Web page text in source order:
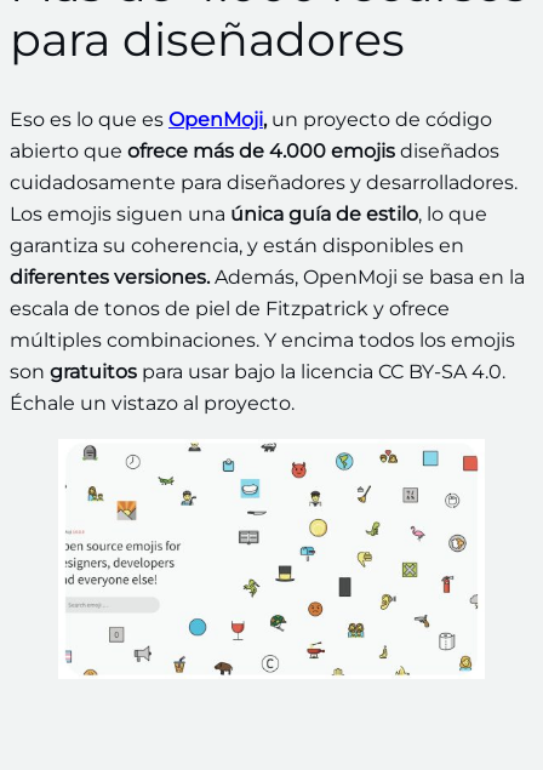
para diseñadores
Eso es lo que es OpenMoji,un proyecto de código
abierto que ofrece más de 4.000 emojis diseñados
cuidadosamente para diseñadores y desarrolladores.
Los emojis siguen una única guía de estilo, lo que
garantiza su coherencia, y están disponibles en
diferentes versiones.Además, OpenMoji se basa en la
escala de tonos de piel de Fitzpatrick y ofrece
múltiples combinaciones. Y encima todos los emojis
son gratuitos para usar bajo la licencia CC BY-SA 4.0.
Échale un vistazo al proyecto.